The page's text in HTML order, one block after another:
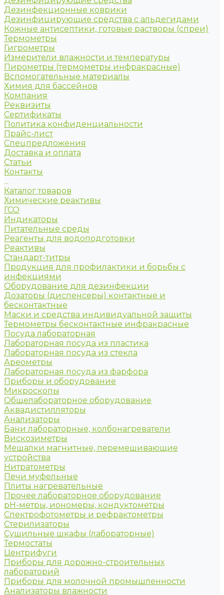
Дезинфекционные коврики
Дезинфицирующие средства с альдегидами
Кожные антисептики, готовые растворы (спреи)
Термометры
Гигрометры
Измерители влажности и температуры
Пирометры (термометры инфракрасные)
Вспомогательные материалы
Химия для бассейнов
Компания
Реквизиты
Сертификаты
Политика конфиденциальности
Прайс-лист
Спецпредложения
Доставка и оплата
Статьи
Контакты
...
Каталог товаров
Химические реактивы
ГСО
Индикаторы
Питательные среды
Реагенты для водоподготовки
Реактивы
Стандарт-титры
Продукция для профилактики и борьбы с
инфекциями
Оборудование для дезинфекции
Дозаторы (диспенсеры) контактные и
бесконтактные
Маски и средства индивидуальной защиты
Термометры бесконтактные инфракрасные
Посуда лабораторная
Лабораторная посуда из пластика
Лабораторная посуда из стекла
Ареометры
Лабораторная посуда из фарфора
Приборы и оборудование
Микроскопы
Общелабораторное оборудование
Аквадистилляторы
Анализаторы
Бани лабораторные, колбонагреватели
Вискозиметры
Мешалки магнитные, перемешивающие
устройства
Нитратометры
Печи муфельные
Плиты нагревательные
Прочее лабораторное оборудование
рН-метры, иономеры, кондуктометры
Спектрофотометры и рефрактометры
Стерилизаторы
Сушильные шкафы (лабораторные)
Термостаты
Центрифуги
Приборы для дорожно-строительных
лабораторий
Приборы для молочной промышленности
Анализаторы влажности